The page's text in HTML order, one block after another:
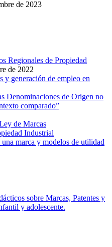
de 2023
Regionales de Propiedad
de 2022
y generación de empleo en
Denominaciones de Origen no
comparado”
de Marcas
Industrial
marca y modelos de utilidad
sobre Marcas, Patentes y
y adolescente.